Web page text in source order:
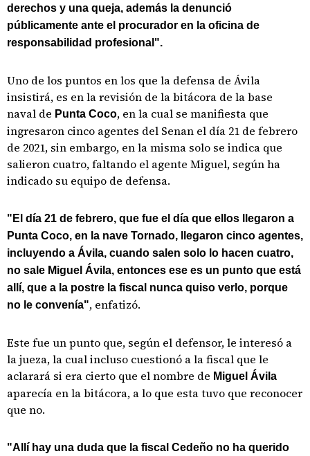
derechos y una queja, además la denunció
públicamente ante el procurador en la oficina de
responsabilidad profesional".
Uno de los puntos en los que la defensa de Ávila
insistirá, es en la revisión de la bitácora de la base
naval de Punta Coco, en la cual se manifiesta que
ingresaron cinco agentes del Senan el día 21 de febrero
de 2021, sin embargo, en la misma solo se indica que
salieron cuatro, faltando el agente Miguel, según ha
indicado su equipo de defensa.
"El día 21 de febrero, que fue el día que ellos llegaron a
Punta Coco, en la nave Tornado, llegaron cinco agentes,
incluyendo a Ávila, cuando salen solo lo hacen cuatro,
no sale Miguel Ávila, entonces ese es un punto que está
allí, que a la postre la fiscal nunca quiso verlo, porque
no le convenía", enfatizó.
Este fue un punto que, según el defensor, le interesó a
la jueza, la cual incluso cuestionó a la fiscal que le
aclarará si era cierto que el nombre de Miguel Ávila
aparecía en la bitácora, a lo que esta tuvo que reconocer
que no.
"Allí hay una duda que la fiscal Cedeño no ha querido